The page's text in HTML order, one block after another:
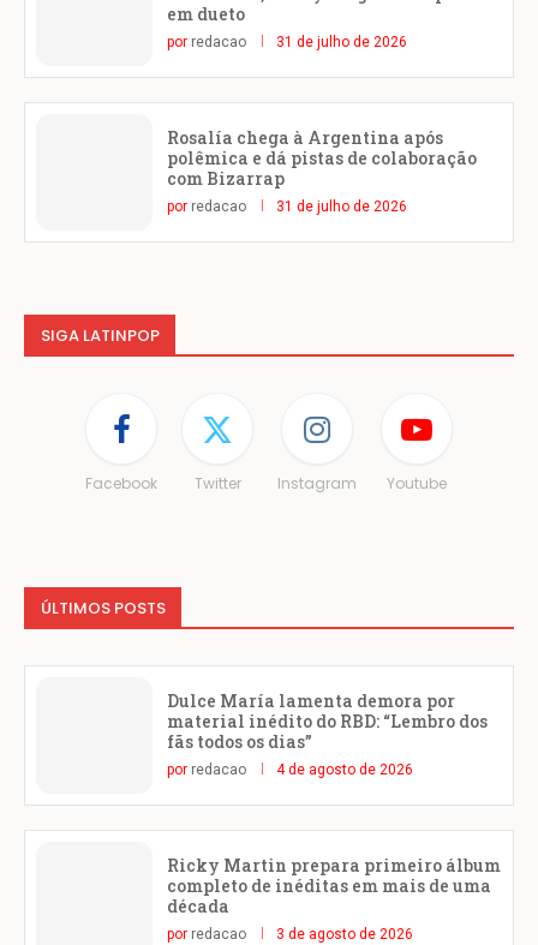
em dueto
por redacao 31 de julho de 2026
Rosalía chega à Argentina após
polêmica e dá pistas de colaboração
com Bizarrap
por redacao 31 de julho de 2026
SIGA LATINPOP
Facebook Twitter Instagram Youtube
ÚLTIMOS POSTS
Dulce María lamenta demora por
material inédito do RBD: “Lembro dos
fãs todos os dias”
por redacao 4 de agosto de 2026
Ricky Martin prepara primeiro álbum
completo de inéditas em mais de uma
década
por redacao 3 de agosto de 2026